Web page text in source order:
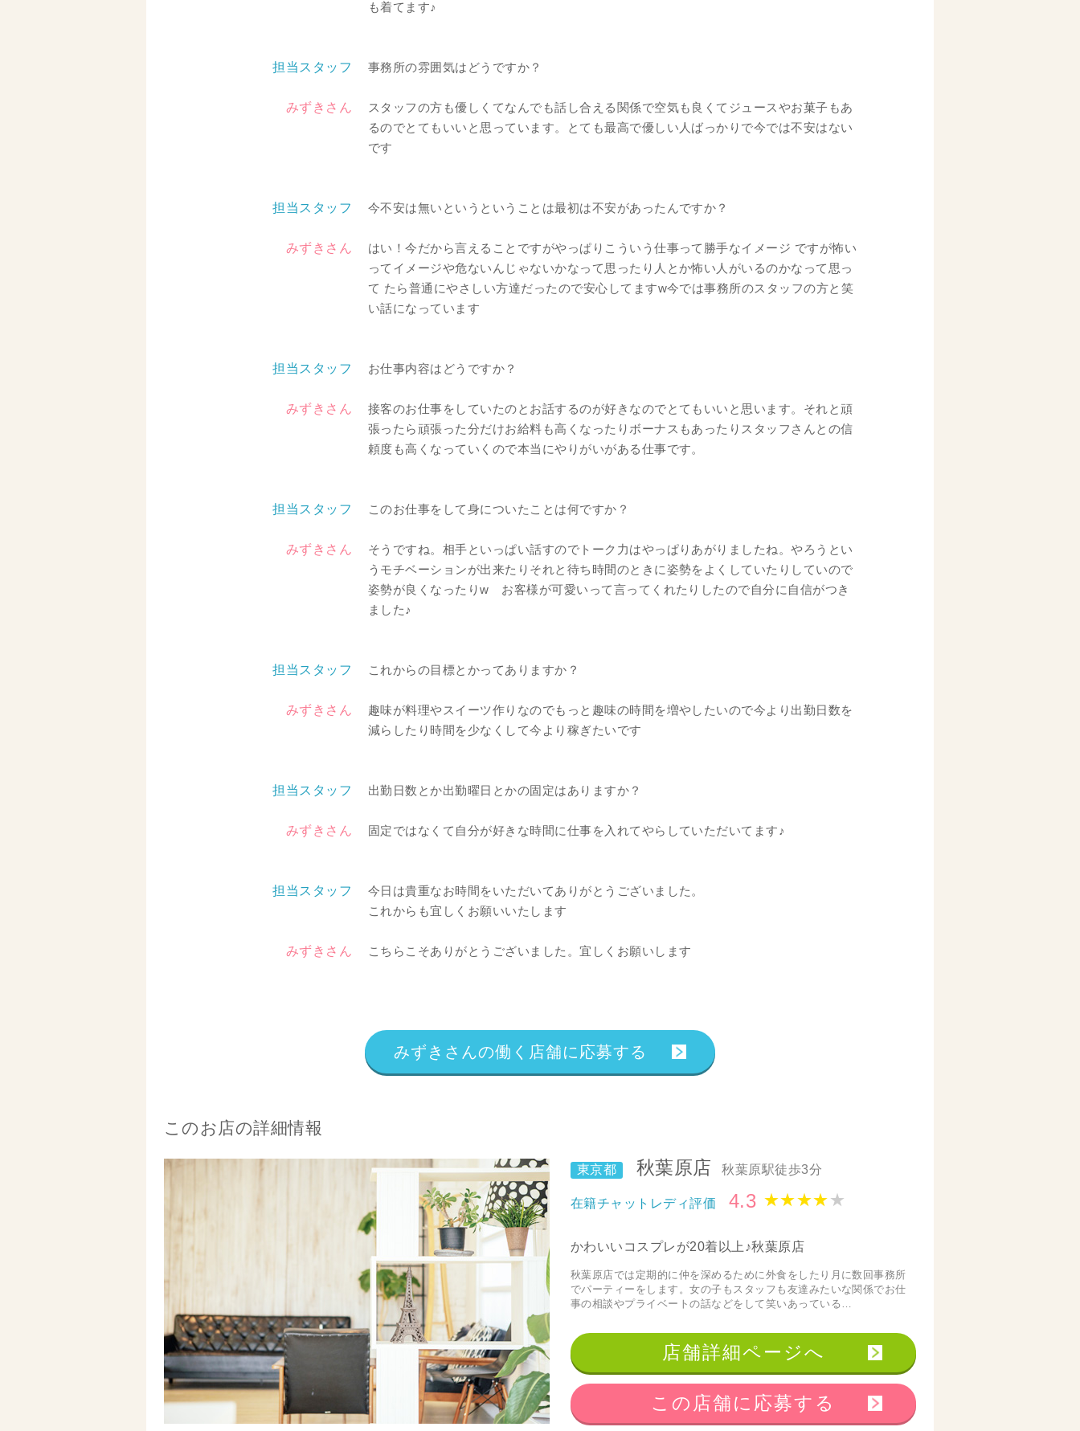
も着てます♪
担当スタッフ 事務所の雰囲気はどうですか？
みずきさん
スタッフの方も優しくてなんでも話し合える関係で空気も良くてジュースやお菓子もあ
るのでとてもいいと思っています。とても最高で優しい人ばっかりで今では不安はない
です
担当スタッフ 今不安は無いというということは最初は不安があったんですか？
みずきさん
はい！今だから言えることですがやっぱりこういう仕事って勝手なイメージ ですが怖い
ってイメージや危ないんじゃないかなって思ったり人とか怖い人がいるのかなって思っ
て たら普通にやさしい方達だったので安心してますw今では事務所のスタッフの方と笑
い話になっています
担当スタッフ お仕事内容はどうですか？
みずきさん
接客のお仕事をしていたのとお話するのが好きなのでとてもいいと思います。それと頑
張ったら頑張った分だけお給料も高くなったりボーナスもあったりスタッフさんとの信
頼度も高くなっていくので本当にやりがいがある仕事です。
担当スタッフ このお仕事をして身についたことは何ですか？
みずきさん
そうですね。相手といっぱい話すのでトーク力はやっぱりあがりましたね。やろうとい
うモチベーションが出来たりそれと待ち時間のときに姿勢をよくしていたりしていので
姿勢が良くなったりw お客様が可愛いって言ってくれたりしたので自分に自信がつき
ました♪
担当スタッフ これからの目標とかってありますか？
みずきさん
趣味が料理やスイーツ作りなのでもっと趣味の時間を増やしたいので今より出勤日数を
減らしたり時間を少なくして今より稼ぎたいです
担当スタッフ 出勤日数とか出勤曜日とかの固定はありますか？
みずきさん 固定ではなくて自分が好きな時間に仕事を入れてやらしていただいてます♪
担当スタッフ
今日は貴重なお時間をいただいてありがとうございました。
これからも宜しくお願いいたします
みずきさん こちらこそありがとうございました。宜しくお願いします
みずきさんの働く店舗に応募する
このお店の詳細情報
東京都 秋葉原店 秋葉原駅徒歩3分
在籍チャットレディ評価 4.3 ★★★★★
かわいいコスプレが20着以上♪秋葉原店
秋葉原店では定期的に仲を深めるために外食をしたり月に数回事務所
でパーティーをします。女の子もスタッフも友達みたいな関係でお仕
事の相談やプライベートの話などをして笑いあっている…
店舗詳細ページへ
この店舗に応募する